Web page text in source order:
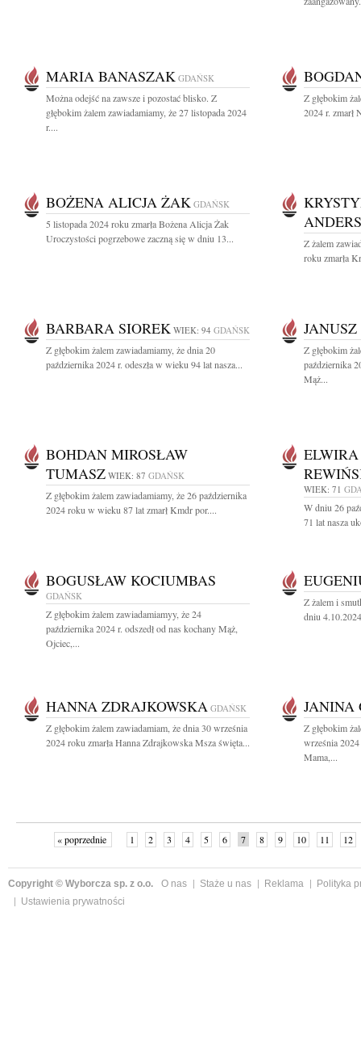
MARIA BANASZAK GDAŃSK
Można odejść na zawsze i pozostać blisko. Z
głębokim żalem zawiadamiamy, że 27 listopada 2024
r....
Z głębokim
2024 r. zmarł
BOŻENA ALICJA ŻAK GDAŃSK
5 listopada 2024 roku zmarła Bożena Alicja Żak
Uroczystości pogrzebowe zaczną się w dniu 13...
ANDERS
Z żalem
roku zmarła
BARBARA SIOREK WIEK: 94 GDAŃSK
Z głębokim żalem zawiadamiamy, że dnia 20
października 2024 r. odeszła w wieku 94 lat nasza...
Z głębokim
października
Mąż...
BOHDAN MIROSŁAW
TUMASZ WIEK: 87 GDAŃSK
Z głębokim żalem zawiadamiamy, że 26 października
2024 roku w wieku 87 lat zmarł Kmdr por....
WIEK: 71
W dniu 26
71 lat nasza
BOGUSŁAW KOCIUMBAS
GDAŃSK
Z głębokim żalem zawiadamiamyy, że 24
października 2024 r. odszedł od nas kochany Mąż,
Ojciec,...
Z żalem i
dniu
HANNA ZDRAJKOWSKA GDAŃSK
Z głębokim żalem zawiadamiam, że dnia 30 września
2024 roku zmarła Hanna Zdrajkowska Msza święta...
JANINA
Z głębokim
września 2024
Mama,...
« poprzednie 1 2 3 4 5 6 7 8 9 10 11 12
Copyright © Wyborcza sp. z o.o. O nas Staże u nas Reklama
Polityka
Ustawienia prywatności